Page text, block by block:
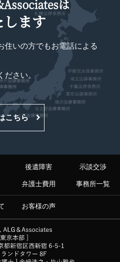
は
ます
住いの方でもお電話による
ださい。
こちら
後遺障害 示談交渉
弁護士費用 事務所一覧
お客様の声